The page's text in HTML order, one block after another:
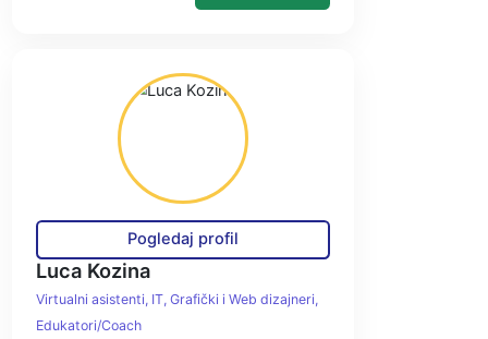
Pogledaj profil
Luca Kozina
Virtualni asistenti IT, Grafički i Web dizajneri
Edukatori/Coach